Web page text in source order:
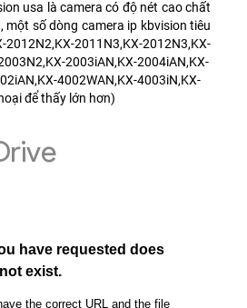
usa là camera có độ nét cao chất
một số dòng camera ip kbvision tiêu
2011N3,KX-2012N3,KX-
2003iAN,KX-2004iAN,KX-
4002WAN,KX-4003iN,KX-
để thấy lớn hơn)